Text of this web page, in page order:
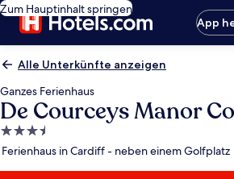
Zum Hauptinhalt springen
App
Alle Unterkünfte anzeigen
Ganzes Ferienhaus
De Courceys Manor
3.5-
Sterne-
Ferienhaus in Cardiff - neben einem Golfplatz